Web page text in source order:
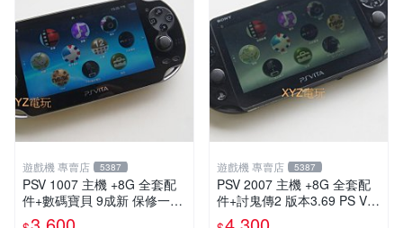
遊戲機 專賣店 5387
PSV 1007 主機 +8G 全套配
件+數碼寶貝 9成新 保修一年
品質有保障 psvita
遊戲機 專賣店 5387
PSV 2007 主機 +8G 全套配
件+討鬼傳2 版本3.69 PS Vita